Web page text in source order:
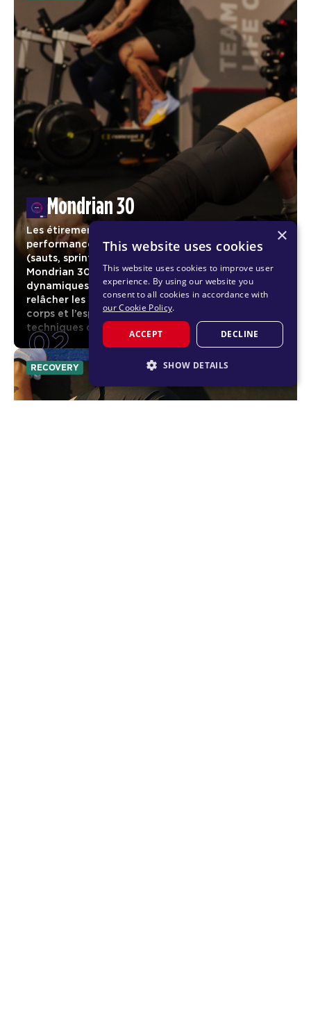
Mondrian 30
Les étirements sont reconnus pour améliorer la
performance lors de mouvements fonctionnels
(sauts, sprints, séquences pliométriques, etc.).
Mondrian 30 propose une série de mouvements
dynamiques conçus pour détendre le corps,
relâcher les tensions et revitaliser à la fois le
corps et l’esprit. Ces exercices introduisent des
techniques dynamiques pour étirer et régénérer
les muscles en profondeur.
02
RECOVERY
×
This website uses cookies
This website uses cookies to improve user
experience. By using our website you
consent to all cookies in accordance with
our Cookie Policy.
ACCEPT DECLINE
SHOW DETAILS
STRICTLY NECESSARY